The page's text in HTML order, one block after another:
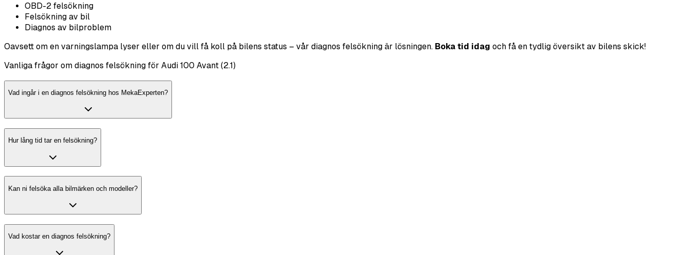
OBD-2 felsökning
Felsökning av bil
Diagnos av bilproblem
Oavsett om en varningslampa lyser eller om du vill få koll på bilens status – vår diagnos felsökning är lösningen. Boka tid idag och få en tydlig översikt av bilens skick!
Vanliga frågor om diagnos felsökning för Audi 100 Avant (2.1)
Vad ingår i en diagnos felsökning hos MekaExperten?
Hur lång tid tar en felsökning?
Kan ni felsöka alla bilmärken och modeller?
Vad kostar en diagnos felsökning?